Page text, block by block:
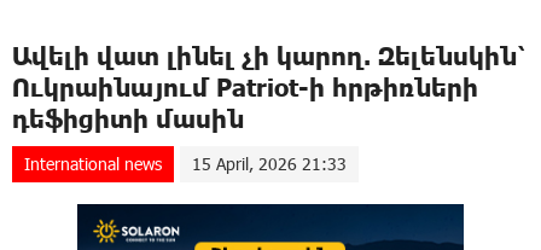
Ավելի վատ լինել չի կարող. Զելենսկին՝
Ուկրաինայում Patriot-ի hրթիռների
դեֆիցիտի մասին
International news 15 April, 2026 21:33